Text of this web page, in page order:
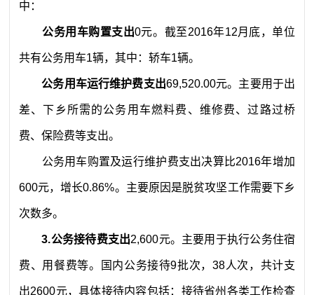
中：
公务用车购置支出0元。 截至2016年12月底，单位
共有公务用车1辆，其中：轿车1辆。
公务用车运行维护费支出69,520.00元。主要用于出
差、下乡 所需的公务用车燃料费、维修费、过路过桥
费、保险费等支出。
公务用车购置及运行维护费支出决算比2016年增加
600元，增长0.86%。主要原因是脱贫攻坚工作需要下乡
次数多。
3.公务接待费支出2,600元。主要用于执行公务住宿
费、用餐费等。国内公务接待9批次，38人次，共计支
出2600元，具体接待内容包括： 接待省州各类工作检查